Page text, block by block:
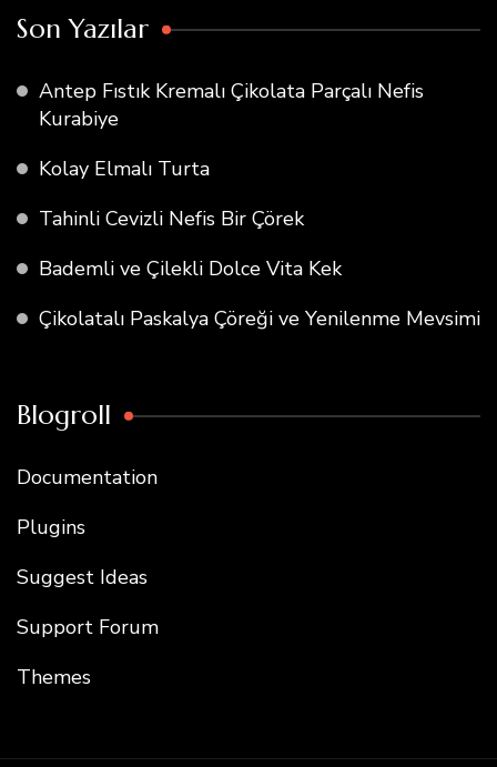
Son Yazılar
Antep Fıstık Kremalı Çikolata Parçalı Nefis
Kurabiye
Kolay Elmalı Turta
Tahinli Cevizli Nefis Bir Çörek
Bademli ve Çilekli Dolce Vita Kek
Çikolatalı Paskalya Çöreği ve Yenilenme Mevsimi
Blogroll
Documentation
Plugins
Suggest Ideas
Support Forum
Themes